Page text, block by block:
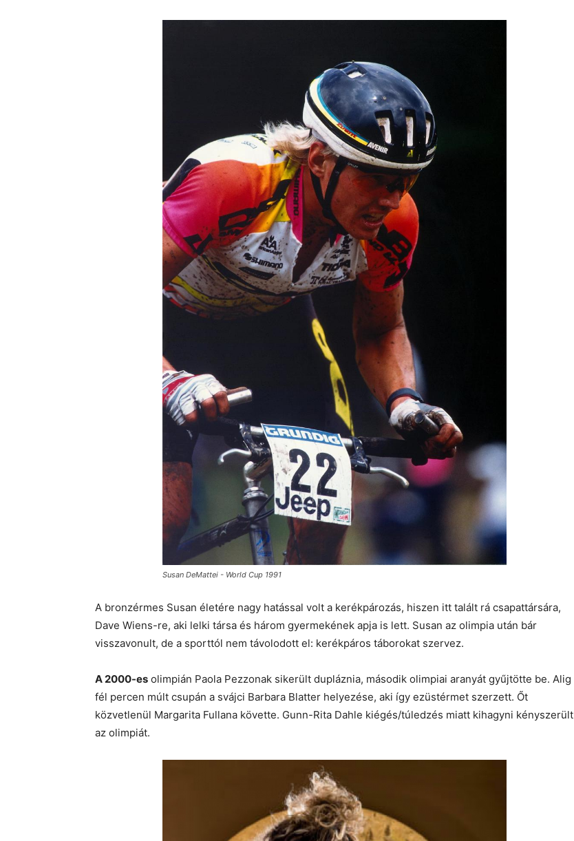
Susan DeMattei - World Cup 1991
A bronzérmes Susan életére nagy hatással volt a kerékpározás, hiszen itt talált rá csapattársára,
Dave Wiens-re, aki lelki társa és három gyermekének apja is lett. Susan az olimpia után bár
visszavonult, de a sporttól nem távolodott el: kerékpáros táborokat szervez.
A 2000-es olimpián Paola Pezzonak sikerült dupláznia, második olimpiai aranyát gyűjtötte be. Alig
fél percen múlt csupán a svájci Barbara Blatter helyezése, aki így ezüstérmet szerzett. Őt
közvetlenül Margarita Fullana követte. Gunn-Rita Dahle kiégés/túledzés miatt kihagyni kényszerült
az olimpiát.